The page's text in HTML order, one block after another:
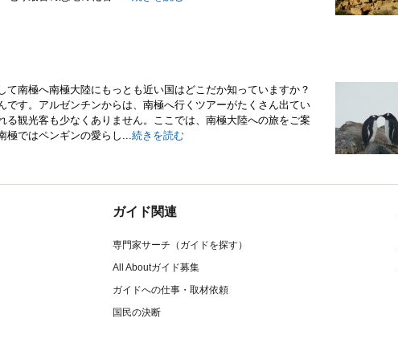
て南極へ南極大陸にもっとも近い国はどこだか知っていますか？
です。アルゼンチンからは、南極へ行くツアーがたくさん出てい
る観光客も少なくありません。ここでは、南極大陸への旅をご案
極ではペンギンの愛らし...続きを読む
ガイド関連
専門家サーチ（ガイドを探す）
All Aboutガイド募集
ガイドへの仕事・取材依頼
国民の決断